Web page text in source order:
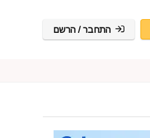
התחבר / הרשם